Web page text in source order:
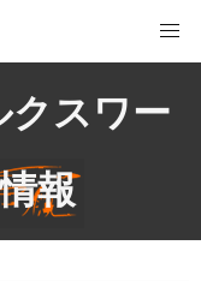
スワー
報